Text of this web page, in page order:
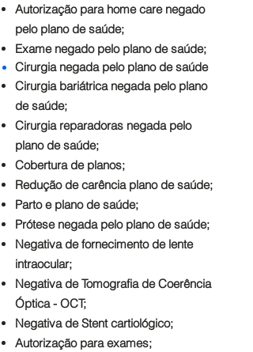
Autorização para home care negado
pelo plano de saúde;
Exame negado pelo plano de saúde;
Cirurgia negada pelo plano desaúde
Cirurgia bariátrica negada pelo plano
de saúde;
Cirurgia reparadoras negada pelo
plano de saúde;
Cobertura de planos;
Redução de carência plano de saúde;
Parto e plano de saúde;
Prótese negada pelo plano de saúde;
Negativa de fornecimento de lente
intraocular;
Negativa de Tomografia de Coerência
Óptica - OCT;
Negativa de Stent cartiológico;
Autorização para exames;